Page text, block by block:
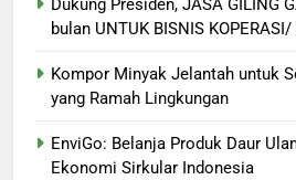
Dukung Presiden, JASA GILING
bulan UNTUK BISNIS
Kompor Minyak Jelantah untuk
yang Ramah Lingkungan
EnviGo: Belanja Produk Daur
Ekonomi Sirkular Indonesia